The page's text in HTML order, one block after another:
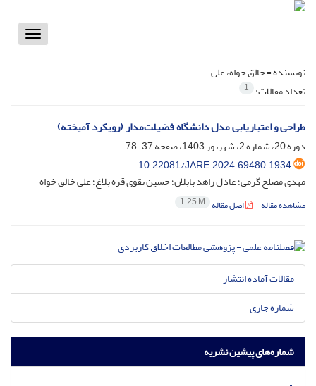
Toggle
نویسنده =خالق خواه، علی
تعداد مقالات: 1
طراحی و اعتباریابی مدل دانشگاه‌ فضیلت‌مدار (رویکرد آمیخته)
دوره 20، شماره 2، شهریور 1403، صفحه
37-78
10.22081/JARE.2024.69480.1934
مهدی مصلح گرمی؛ عادل زاهد بابلان؛ حسین تقوی قره بلاغ؛ علی خالق خواه
مشاهده مقاله اصل مقاله 1.25 M
مقالات آماده انتشار
شماره جاری
شماره‌های پیشین نشریه